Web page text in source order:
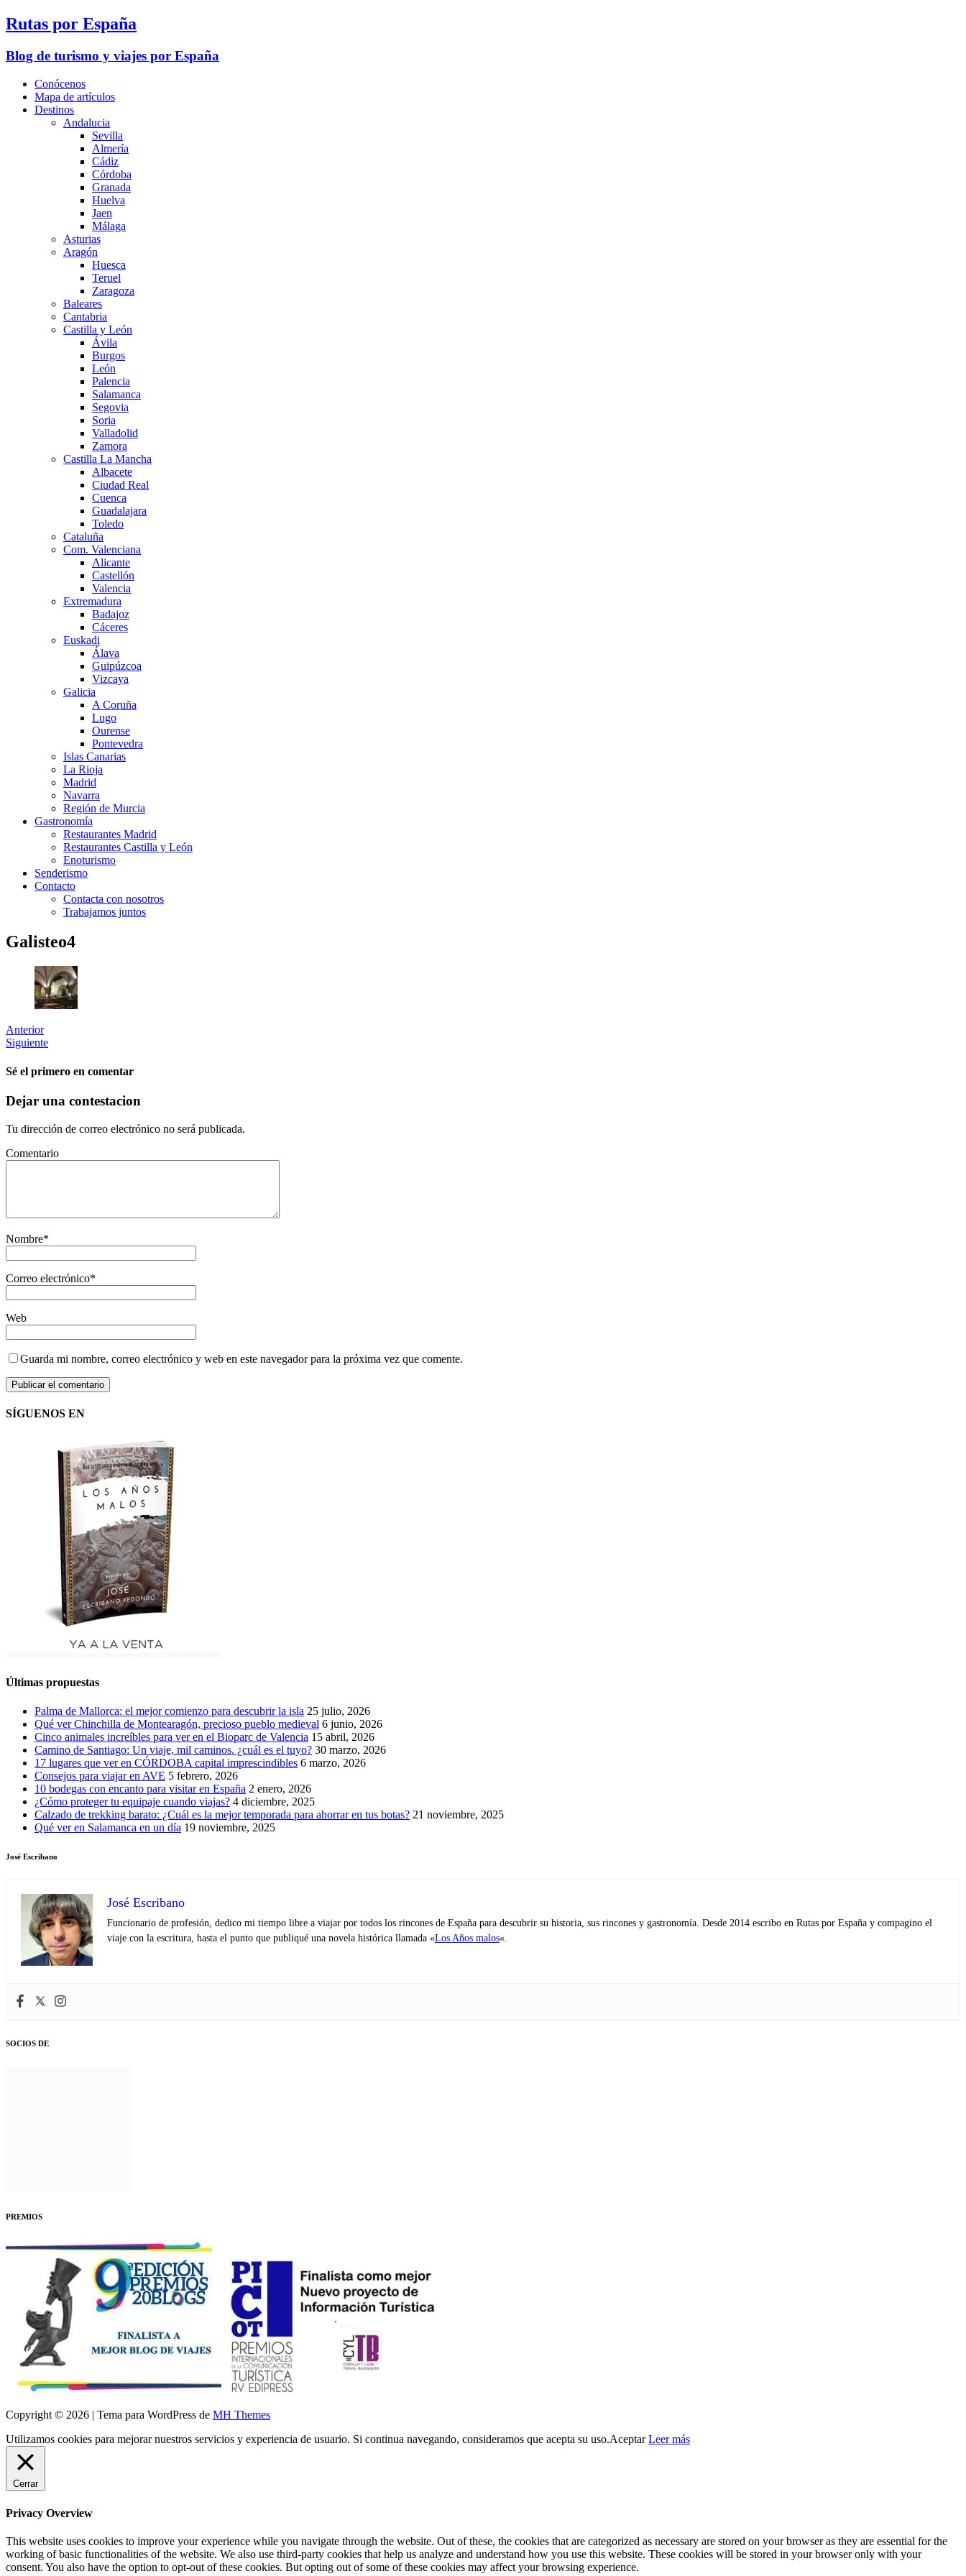
Rutas por España
Blog de turismo y viajes por España
Conócenos
Mapa de artículos
Destinos
Andalucia
Sevilla
Almería
Cádiz
Córdoba
Granada
Huelva
Jaen
Málaga
Asturias
Aragón
Huesca
Teruel
Zaragoza
Baleares
Cantabria
Castilla y León
Ávila
Burgos
León
Palencia
Salamanca
Segovia
Soria
Valladolid
Zamora
Castilla La Mancha
Albacete
Ciudad Real
Cuenca
Guadalajara
Toledo
Cataluña
Com. Valenciana
Alicante
Castellón
Valencia
Extremadura
Badajoz
Cáceres
Euskadi
Álava
Guipúzcoa
Vizcaya
Galicia
A Coruña
Lugo
Ourense
Pontevedra
Islas Canarias
La Rioja
Madrid
Navarra
Región de Murcia
Gastronomía
Restaurantes Madrid
Restaurantes Castilla y León
Enoturismo
Senderismo
Contacto
Contacta con nosotros
Trabajamos juntos
Galisteo4
Anterior
Siguiente
Sé el primero en comentar
Dejar una contestacion
Tu dirección de correo electrónico no será publicada.
Comentario
Nombre*
Correo electrónico*
Web
Guarda mi nombre, correo electrónico y web en este navegador para la próxima vez que comente.
SÍGUENOS EN
Últimas propuestas
Palma de Mallorca: el mejor comienzo para descubrir la isla 25 julio, 2026
Qué ver Chinchilla de Montearagón, precioso pueblo medieval 6 junio, 2026
Cinco animales increíbles para ver en el Bioparc de Valencia 15 abril, 2026
Camino de Santiago: Un viaje, mil caminos. ¿cuál es el tuyo? 30 marzo, 2026
17 lugares que ver en CÓRDOBA capital imprescindibles 6 marzo, 2026
Consejos para viajar en AVE 5 febrero, 2026
10 bodegas con encanto para visitar en España 2 enero, 2026
¿Cómo proteger tu equipaje cuando viajas? 4 diciembre, 2025
Calzado de trekking barato: ¿Cuál es la mejor temporada para ahorrar en tus botas? 21 noviembre, 2025
Qué ver en Salamanca en un día 19 noviembre, 2025
José Escribano
José Escribano
Funcionario de profesión, dedico mi tiempo libre a viajar por todos los rincones de España para descubrir su historia, sus rincones y gastronomía. Desde 2014 escribo en Rutas por España y compagino el
viaje con la escritura, hasta el punto que publiqué una novela histórica llamada «Los Años malos«.
SOCIOS DE
PREMIOS
Copyright © 2026 | Tema para WordPress de MH Themes
Utilizamos cookies para mejorar nuestros servicios y experiencia de usuario. Si continua navegando, consideramos que acepta su uso.Aceptar Leer más
Cerrar
Privacy Overview
This website uses cookies to improve your experience while you navigate through the website. Out of these, the cookies that are categorized as necessary are stored on your browser as they are essential for the
working of basic functionalities of the website. We also use third-party cookies that help us analyze and understand how you use this website. These cookies will be stored in your browser only with your
consent. You also have the option to opt-out of these cookies. But opting out of some of these cookies may affect your browsing experience.